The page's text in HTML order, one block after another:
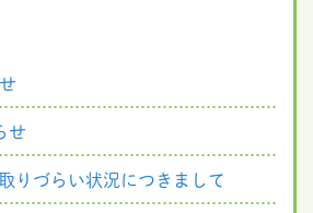
せ
りづらい状況につきまして